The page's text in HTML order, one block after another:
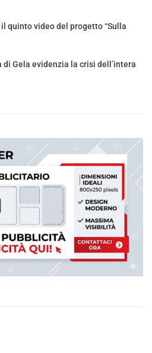
quinto video del progetto “Sulla
di Gela evidenzia la crisi dell’intera